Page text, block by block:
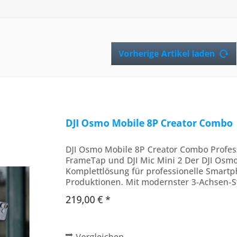
Vorherige Artikel laden
DJI Osmo Mobile 8P Creator Combo
DJI Osmo Mobile 8P Creator Combo
FrameTap und DJI Mic Mini 2 Der DJI
Komplettlösung für professionelle
Produktionen. Mit modernster 3-Achsen-
219,00 € *